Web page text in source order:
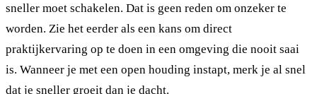
sneller moet schakelen. Dat is geen reden om onzeker te
worden. Zie het eerder als een kans om direct
praktijkervaring op te doen in een omgeving die nooit saai
is. Wanneer je met een open houding instapt, merk je al snel
dat je sneller groeit dan je dacht.